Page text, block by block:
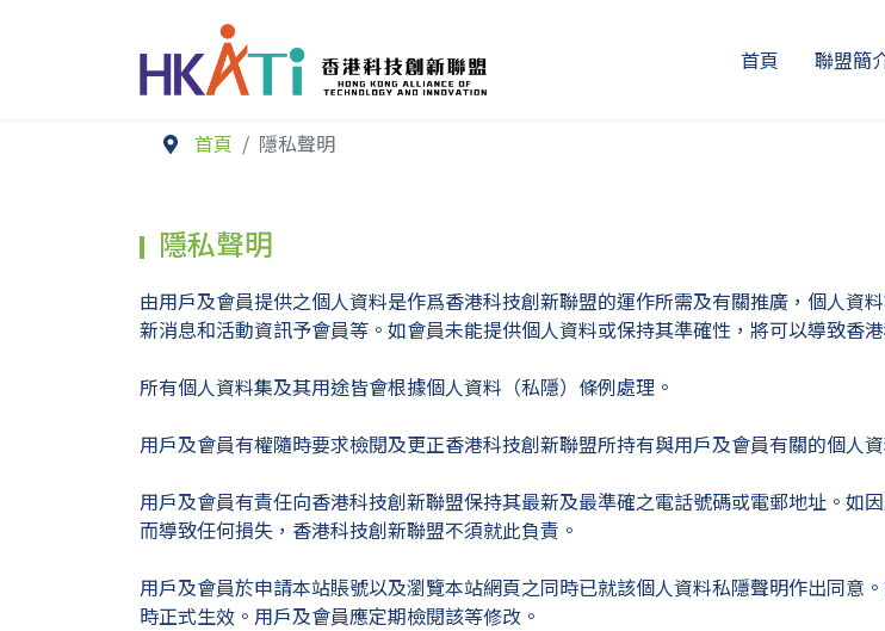
首頁 聯盟簡
首頁 隱私聲明
隱私聲明
由用戶及會員提供之個人資料是作爲香港科技創新聯盟的運作所需及有關推廣，個人資
新消息和活動資訊予會員等。如會員未能提供個人資料或保持其準確性，將可以導致香
所有個人資料集及其用途皆會根據個人資料（私隱）條例處理。
用戶及會員有權隨時要求檢閱及更正香港科技創新聯盟所持有與用戶及會員有關的個人資
用戶及會員有責任向香港科技創新聯盟保持其最新及最準確之電話號碼或電郵地址。如
而導致任何損失，香港科技創新聯盟不須就此負責。
用戶及會員於申請本站賬號以及瀏覽本站網頁之同時已就該個人資料私隱聲明作出同意
時正式生效。用戶及會員應定期檢閱該等修改。